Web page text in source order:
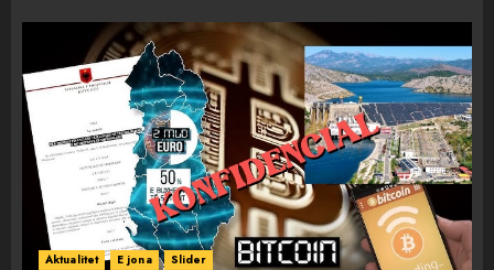
Aktualitet E jona Slider